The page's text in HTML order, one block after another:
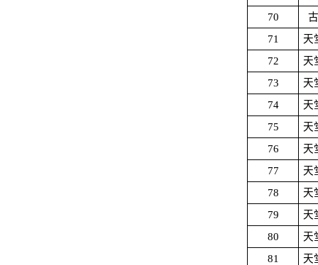
70
71
天
72
天
73
天
74
天
75
天
76
天
77
天
78
天
79
天
80
天
81
天